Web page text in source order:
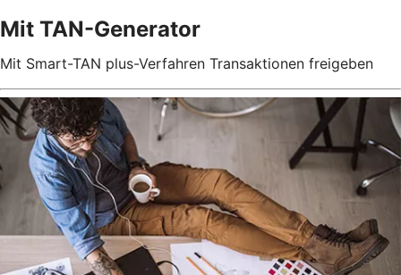
Mit TAN-Generator
Mit Smart-TAN plus-Verfahren Transaktionen freigeben